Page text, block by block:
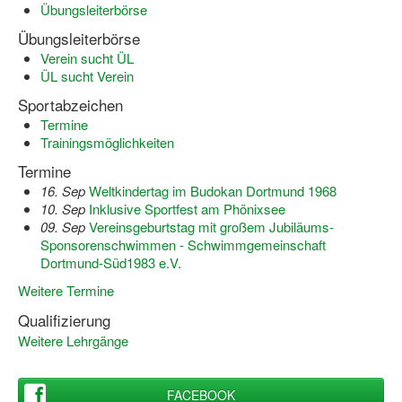
Übungsleiterbörse
Übungsleiterbörse
Verein sucht ÜL
ÜL sucht Verein
Sportabzeichen
Termine
Trainingsmöglichkeiten
Termine
16. SepWeltkindertag im Budokan Dortmund 1968
10. Sep Inklusive Sportfest am Phönixsee
09. SepVereinsgeburtstag mit großem Jubiläums-
Sponsorenschwimmen - Schwimmgemeinschaft
Dortmund-Süd1983 e.V.
Weitere Termine
Qualifizierung
Weitere Lehrgänge
FACEBOOK